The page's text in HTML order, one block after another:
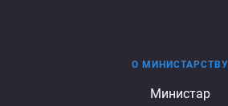
О МИНИСТАРСТВУ
Министар